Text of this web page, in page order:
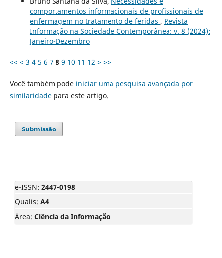
comportamentos informacionais de profissionais de
enfermagem no tratamento de feridas , Revista
Informação na Sociedade Contemporânea: v. 8 (2024):
Janeiro-Dezembro
<< < 3 4 5 6 7 8 9 10 11 12 > >>
Você também pode iniciar uma pesquisa avançada por
similaridadepara este artigo.
Submissão
e-ISSN: 2447-0198
Qualis: A4
Área: Ciência da Informação